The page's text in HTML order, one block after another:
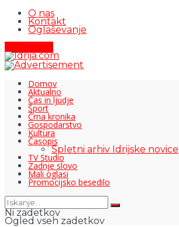
O nas
Kontakt
Oglaševanje
Domov
Aktualno
Čas in ljudje
Šport
Črna kronika
Gospodarstvo
Kultura
Časopis
Spletni arhiv Idrijske novice
TV Studio
Zadnje slovo
Mali oglasi
Promocijsko besedilo
Ni zadetkov
Ogled vseh zadetkov